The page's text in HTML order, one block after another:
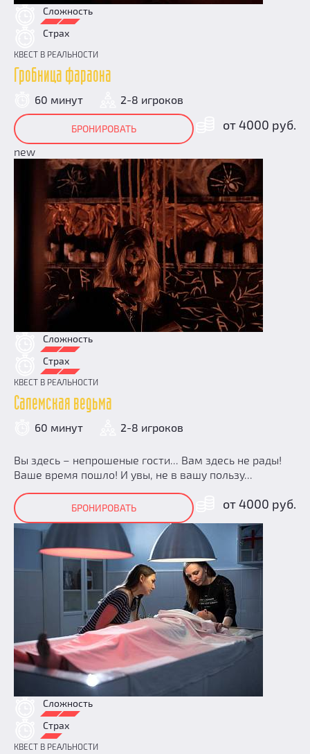
Сложность
Страх
КВЕСТ В РЕАЛЬНОСТИ
Гробница фараона
60 минут 2-8 игроков
от 4000 руб.
БРОНИРОВАТЬ
new
Сложность
Страх
КВЕСТ В РЕАЛЬНОСТИ
Салемская ведьма
60 минут 2-8 игроков
Вы здесь – непрошеные гости... Вам здесь не рады!
Ваше время пошло! И увы, не в вашу пользу...
от 4000 руб.
БРОНИРОВАТЬ
Сложность
Страх
КВЕСТ В РЕАЛЬНОСТИ